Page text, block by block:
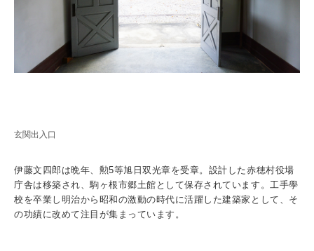
玄関出入口
伊藤文四郎は晩年、勲5等旭日双光章を受章。設計した赤穂村役場
庁舎は移築され、駒ヶ根市郷土館として保存されています。工手學
校を卒業し明治から昭和の激動の時代に活躍した建築家として、そ
の功績に改めて注目が集まっています。